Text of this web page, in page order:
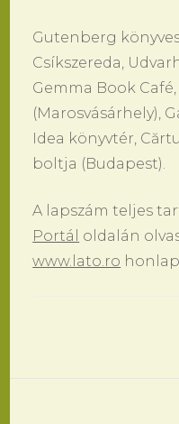
Gutenberg
Csíkszereda,
Gemma Book
(Marosvásárhely),
Idea könyvtér,
boltja (Budapest).
A lapszám teljes
Portál
oldalán
www.lato.ro